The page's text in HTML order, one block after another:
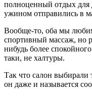
полноценный отдых для
ужином отправились в
Вообще-то, оба мы
спортивный массаж, но
нибудь более
таки, не халтуры.
Так что салон выбирали
он даже и называется